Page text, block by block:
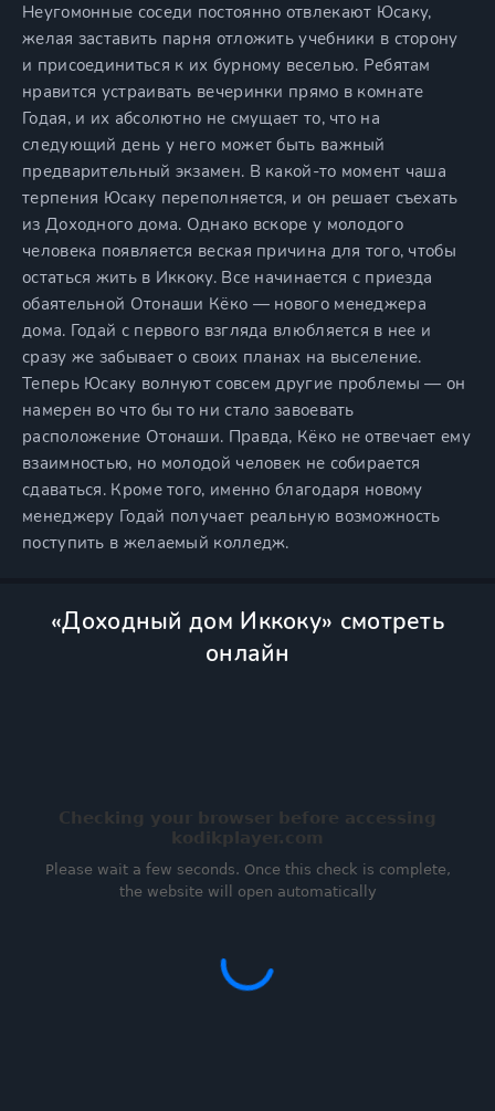
Неугомонные соседи постоянно отвлекают Юсаку,
желая заставить парня отложить учебники в сторону
и присоединиться к их бурному веселью. Ребятам
нравится устраивать вечеринки прямо в комнате
Годая, и их абсолютно не смущает то, что на
следующий день у него может быть важный
предварительный экзамен. В какой-то момент чаша
терпения Юсаку переполняется, и он решает съехать
из Доходного дома. Однако вскоре у молодого
человека появляется веская причина для того, чтобы
остаться жить в Иккоку. Все начинается с приезда
обаятельной Отонаши Кёко — нового менеджера
дома. Годай с первого взгляда влюбляется в нее и
сразу же забывает о своих планах на выселение.
Теперь Юсаку волнуют совсем другие проблемы — он
намерен во что бы то ни стало завоевать
расположение Отонаши. Правда, Кёко не отвечает ему
взаимностью, но молодой человек не собирается
сдаваться. Кроме того, именно благодаря новому
менеджеру Годай получает реальную возможность
поступить в желаемый колледж.
«Доходный дом Иккоку» смотреть
онлайн